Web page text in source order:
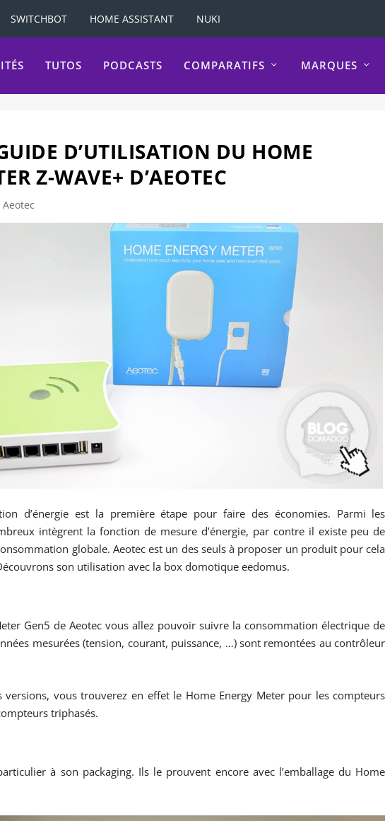
SWITCHBOT HOME ASSISTANT NUKI
TUTOS PODCASTS COMPARATIFS MARQUES
D’UTILISATION DU HOME
Z-WAVE+ D’AEOTEC
Aeotec
d’énergie est la première étape pour faire des économies. Parmi les
intègrent la fonction de mesure d’énergie, par contre il existe peu de
globale. Aeotec est un des seuls à proposer un produit pour cela
son utilisation avec la box domotique eedomus.
Gen5 de Aeotec vous allez pouvoir suivre la consommation électrique de
mesurées (tension, courant, puissance, …) sont remontées au contrôleur
versions, vous trouverez en effet le Home Energy Meter pour les compteurs
triphasés.
à son packaging. Ils le prouvent encore avec l’emballage du Home